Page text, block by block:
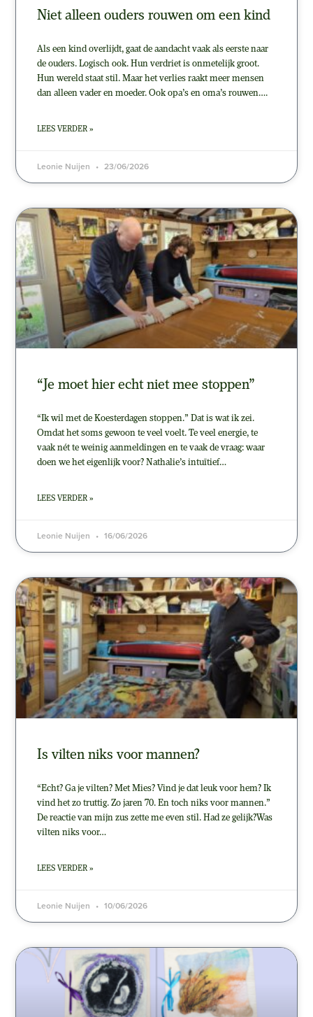
Niet alleen ouders rouwen om een kind
Als een kind overlijdt, gaat de aandacht vaak als eerste naar
de ouders. Logisch ook. Hun verdriet is onmetelijk groot.
Hun wereld staat stil. Maar het verlies raakt meer mensen
dan alleen vader en moeder. Ook opa’s en oma’s rouwen….
LEES VERDER »
Leonie Nuijen 23/06/2026
“Je moet hier echt niet mee stoppen”
“Ik wil met de Koesterdagen stoppen.” Dat is wat ik zei.
Omdat het soms gewoon te veel voelt. Te veel energie, te
vaak nét te weinig aanmeldingen en te vaak de vraag: waar
doen we het eigenlijk voor? Nathalie’s intuïtief…
LEES VERDER »
Leonie Nuijen 16/06/2026
Is vilten niks voor mannen?
“Echt? Ga je vilten? Met Mies? Vind je dat leuk voor hem? Ik
vind het zo truttig. Zo jaren 70. En toch niks voor mannen.”
De reactie van mijn zus zette me even stil. Had ze gelijk?Was
vilten niks voor…
LEES VERDER »
Leonie Nuijen 10/06/2026